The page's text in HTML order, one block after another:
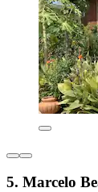
5. Marcelo